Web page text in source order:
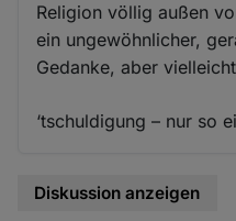
Religion völlig außen
ein ungewöhnlicher,
Gedanke, aber
‘tschuldigung – nur so
Diskussion anzeigen